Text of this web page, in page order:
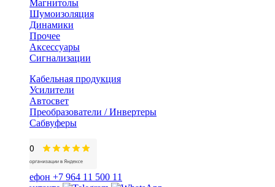
Магнитолы
Шумоизоляция
Динамики
Прочее
Аксессуары
Сигнализации
Кабельная продукция
Усилители
Автосвет
Преобразователи / Инвертеры
Сабвуферы
+7 964 11 500 11